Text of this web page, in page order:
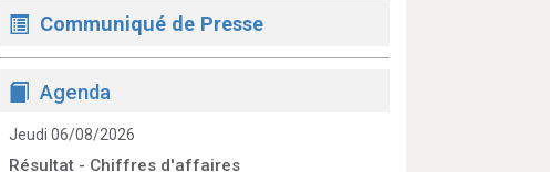
Communiqué de Presse
Agenda
Jeudi 06/08/2026
Résultat - Chiffres d'affaires